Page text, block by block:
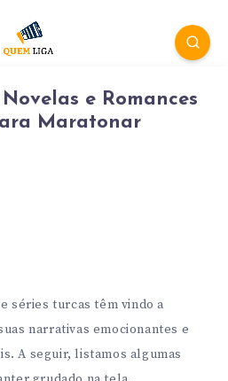
e Romances
Maratonar
séries turcas têm vindo a
narrativas emocionantes e
A seguir, listamos algumas